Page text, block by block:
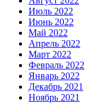
Июль 2022
Июнь 2022
Май 2022
Апрель 2022
Март 2022
Февраль 2022
Январь 2022
Декабрь 2021
Ноябрь 2021